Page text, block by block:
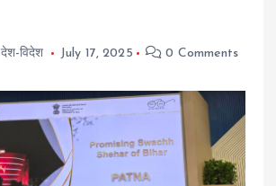
देश-विदेश July 17, 2025 0 Comments